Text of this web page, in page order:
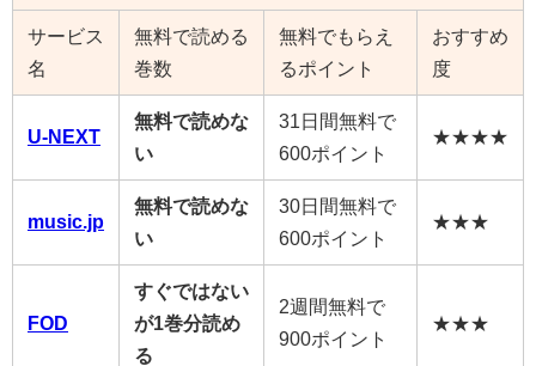
サービス
名
無料で読める
巻数
無料でもらえ
るポイント
おすすめ
度
U-NEXT
無料で読めな
い
31日間無料で
600ポイント
★★★★
music.jp
無料で読めな
い
30日間無料で
600ポイント
★★★
FOD
すぐではない
が1巻分読め
る
2週間無料で
900ポイント
★★★